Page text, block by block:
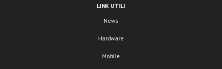
LINK UTILI
News
Hardware
Mobile